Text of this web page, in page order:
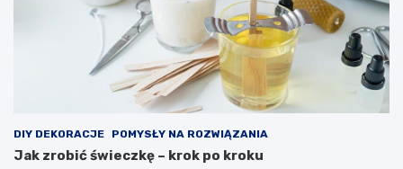
DIY DEKORACJE POMYSŁY NA ROZWIĄZANIA
Jak zrobić świeczkę – krok po kroku